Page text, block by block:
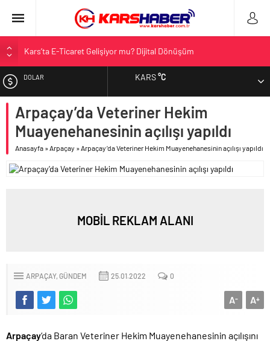
Kars’ta E-Ticaret Gelişiyor mu? Dijital Dönüşüm
Kars Halkı Yeni Parti Hakkında Ne Düşünüyor?
Sarıkamış’a Bağlı Köyler ve Yaygın Soyadları
Kağızman Köyleri ve En Çok Kullanılan Soyadları | Kars Haber
DOLAR
ALTIN
BIST
KARS°C
Arpaçay’da Veteriner Hekim
Muayenehanesinin açılışı yapıldı
Anasayfa »Arpaçay »Arpaçay’da Veteriner Hekim Muayenehanesinin açılışı yapıldı
MOBİL REKLAM ALANI
ARPAÇAY GÜNDEM 25.01.2022 0
A+
A-
Arpaçay‘da Baran Veteriner Hekim Muayenehanesinin açılışını